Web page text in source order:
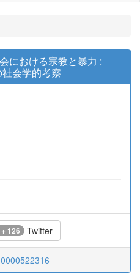
における宗教と暴力 :
社会学的考察
126 Twitter